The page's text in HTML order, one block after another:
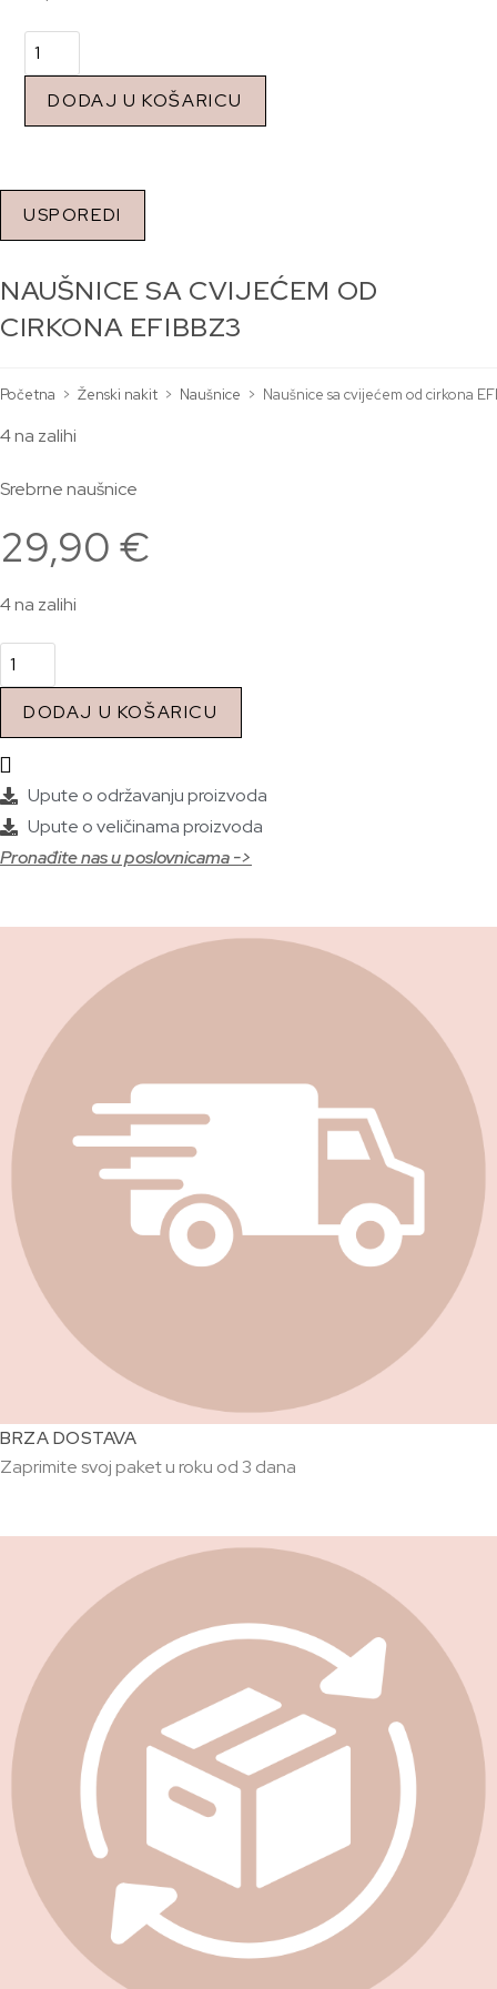
DODAJ U KOŠARICU
USPOREDI
NAUŠNICE SA CVIJEĆEM OD
CIRKONA EFIBBZ3
Početna > Ženski nakit > Naušnice > Naušnice sa cvijećem od cirkona
4 na zalihi
Srebrne naušnice
29,90 €
4 na zalihi
DODAJ U KOŠARICU
Upute o održavanju proizvoda
Upute o veličinama proizvoda
Pronađite nas u poslovnicama ->
BRZA DOSTAVA
Zaprimite svoj paket u roku od 3 dana